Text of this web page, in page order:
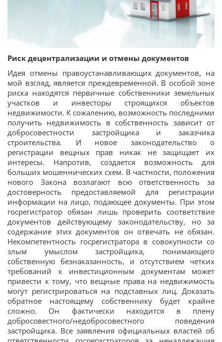
Риск децентрализации и отмены документов
Идея отмены правоустанавливающих документов, на
мой взгляд, является преждевременной. В особой зоне
риска находятся первичные собственники земельных
участков и инвесторы строящихся объектов
недвижимости. К сожалению, возможность последними
получить недвижимость в собственность зависит от
добросовестности застройщика и заказчика
строительства. И новое законодательство о
регистрации вещных прав никак не защищает их
интересы. Напротив, создается возможность для
больших мошеннических схем. В частности, положения
нового Закона возлагают всю ответственность за
достоверность предоставляемой для регистрации
информации на лицо, подающее документы. При этом
госрегистратор обязан лишь проверить соответствие
документов действующему законодательству, но за
содержание этих документов он отвечать не обязан.
Некомпетентность госрегистратора в совокупности со
злым умыслом застройщика, понимающего
собственную безнаказанность, и отсутствием четких
требований к инвестиционным документам может
привести к тому, что вещные права на недвижимость
могут регистрироваться на подставных лиц. Доказать
обратное настоящему собственнику будет крайне
сложно. Он фактически находится в плену
добросовестного/недобросовестного поведения
застройщика. Все заявления официальных властей об